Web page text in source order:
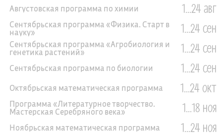
Августовская программа по химии 1...24 авг
Сентябрьская программа «Физика. Старт в
науку» 1...24 сен
Сентябрьская программа «Агробиология и
генетика растений» 1...24 сен
Сентябрьская программа по биологии 1...24 сен
Октябрьская математическая программа 1...24 окт
Программа «Литературное творчество.
Мастерская Серебряного века» 1...18 ноя
Ноябрьская математическая программа 1...24 ноя